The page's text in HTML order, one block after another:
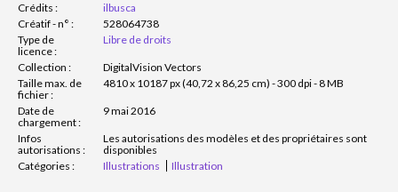
Crédits :
ilbusca
Créatif - n° :
528064738
Type de
licence :
Libre de droits
Collection :
DigitalVision Vectors
Taille max. de
fichier :
4810 x 10187 px (40,72 x 86,25 cm) - 300 dpi - 8 MB
Date de
chargement :
9 mai 2016
Infos
autorisations :
Les autorisations des modèles et des propriétaires sont
disponibles
Catégories :
Illustrations Illustration